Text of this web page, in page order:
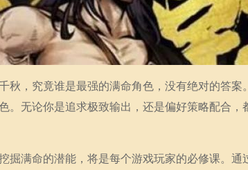
秋，究竟谁是最强的满命角色，没有绝对的答案
。无论你是追求极致输出，还是偏好策略配合
掘满命的潜能，将是每个游戏玩家的必修课。